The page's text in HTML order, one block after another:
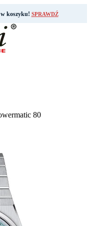
koszyku! SPRAWDŹ
80